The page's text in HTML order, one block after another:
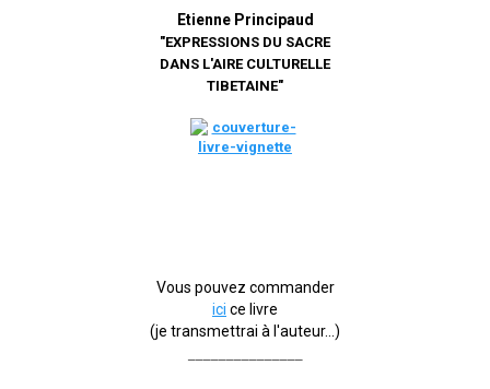
Etienne Principaud
"EXPRESSIONS DU SACRE
DANS L'AIRE CULTURELLE
TIBETAINE"
Vous pouvez commander
ici ce livre
(je transmettrai à l'auteur...)